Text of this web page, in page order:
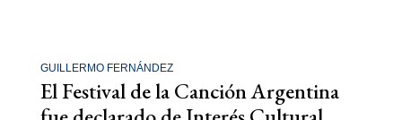
GUILLERMO FERNÁNDEZ
El Festival de la Canción Argentina